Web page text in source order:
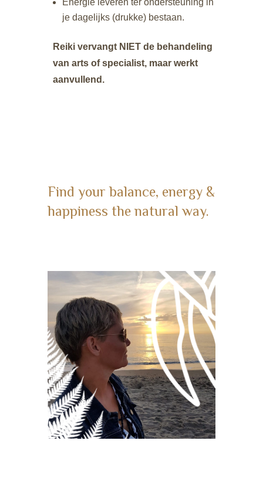
Energie leveren ter ondersteuning in
je dagelijks (drukke) bestaan.
Reiki vervangt NIET de behandeling
van arts of specialist, maar werkt
aanvullend.
Find your balance, energy &
happiness the natural way.